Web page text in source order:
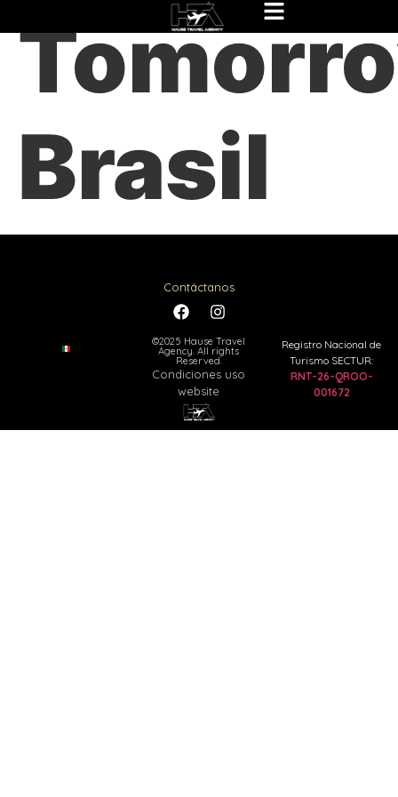
Brasil
Contáctanos
©2025 Hause Travel
Agency. All rights
Reserved.
Condiciones uso
website
Registro Nacional de
Turismo SECTUR:
RNT-26-QROO-
001672